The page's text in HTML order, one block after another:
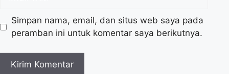
u
w
Simpan nama, email, dan situs web saya pada
peramban ini untuk komentar saya berikutnya.